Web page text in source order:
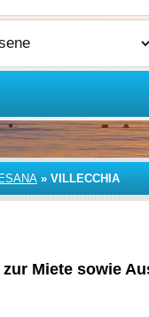
» VILLECCHIA
Miete sowie